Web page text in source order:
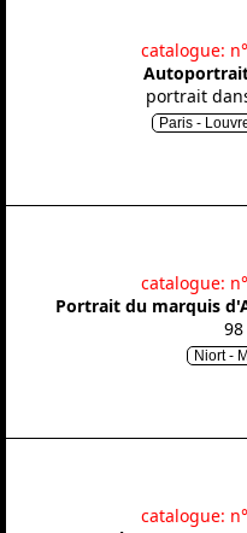
catalogue:
portrait
Paris -
catalogue:
Portrait du marquis
98
Niort -
catalogue: